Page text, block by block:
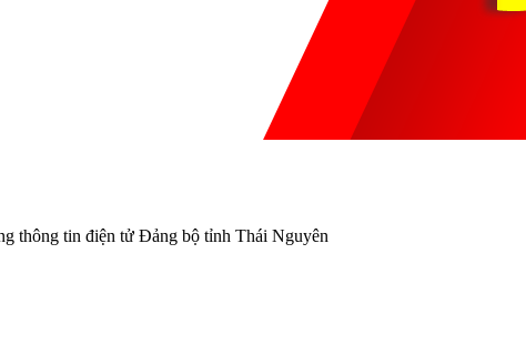
thông tin điện tử Đảng bộ tỉnh Thái Nguyên